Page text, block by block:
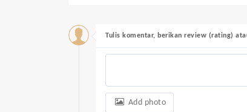
Tulis komentar, berikan review (rating)
Add photo